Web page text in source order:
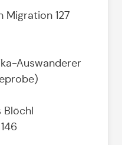
Migration 127
Auswanderer
Blöchl